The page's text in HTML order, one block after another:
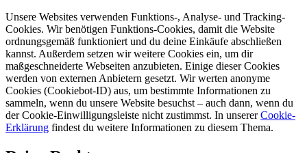
Unsere Websites verwenden Funktions-, Analyse- und Tracking-
Cookies. Wir benötigen Funktions-Cookies, damit die Website
ordnungsgemäß funktioniert und du deine Einkäufe abschließen
kannst. Außerdem setzen wir weitere Cookies ein, um dir
maßgeschneiderte Webseiten anzubieten. Einige dieser Cookies
werden von externen Anbietern gesetzt. Wir werten anonyme
Cookies (Cookiebot-ID) aus, um bestimmte Informationen zu
sammeln, wenn du unsere Website besuchst – auch dann, wenn du
der Cookie-Einwilligungsleiste nicht zustimmst. In unsererCookie-
Erklärung findest du weitere Informationen zu diesem Thema.